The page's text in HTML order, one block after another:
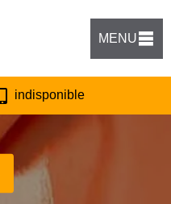
MENU
indisponible